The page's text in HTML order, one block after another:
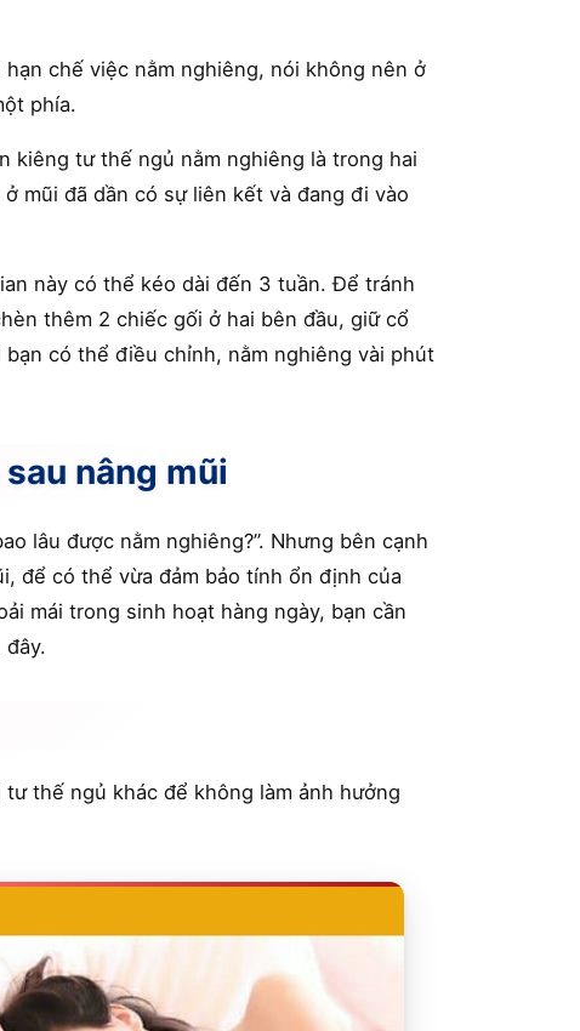
chế việc nằm nghiêng, nói không nên ở
phía.
kiêng tư thế ngủ nằm nghiêng là trong hai
mũi đã dần có sự liên kết và đang đi vào
này có thể kéo dài đến 3 tuần. Để tránh
thêm 2 chiếc gối ở hai bên đầu, giữ cổ
có thể điều chỉnh, nằm nghiêng vài phút
nâng mũi
lâu được nằm nghiêng?”. Nhưng bên cạnh
để có thể vừa đảm bảo tính ổn định của
mái trong sinh hoạt hàng ngày, bạn cần
thế ngủ khác để không làm ảnh hưởng